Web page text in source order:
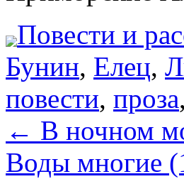
Повести и
Бунин, Елец,
повести, проза,
← В ночном
Воды многие